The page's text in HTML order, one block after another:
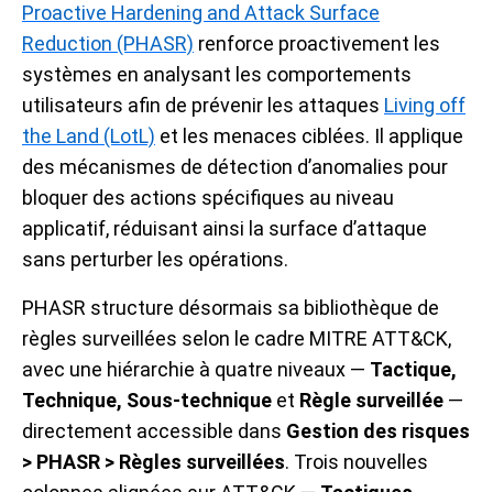
Proactive Hardening and Attack Surface
Reduction (PHASR) renforce proactivement les
systèmes en analysant les comportements
utilisateurs afin de prévenir les attaques Living off
the Land (LotL) et les menaces ciblées. Il applique
des mécanismes de détection d’anomalies pour
bloquer des actions spécifiques au niveau
applicatif, réduisant ainsi la surface d’attaque
sans perturber les opérations.
PHASR structure désormais sa bibliothèque de
règles surveillées selon le cadre MITRE ATT&CK,
avec une hiérarchie à quatre niveaux — Tactique,
Technique, Sous-technique et Règle surveillée —
directement accessible dans Gestion des risques
> PHASR > Règles surveillées. Trois nouvelles